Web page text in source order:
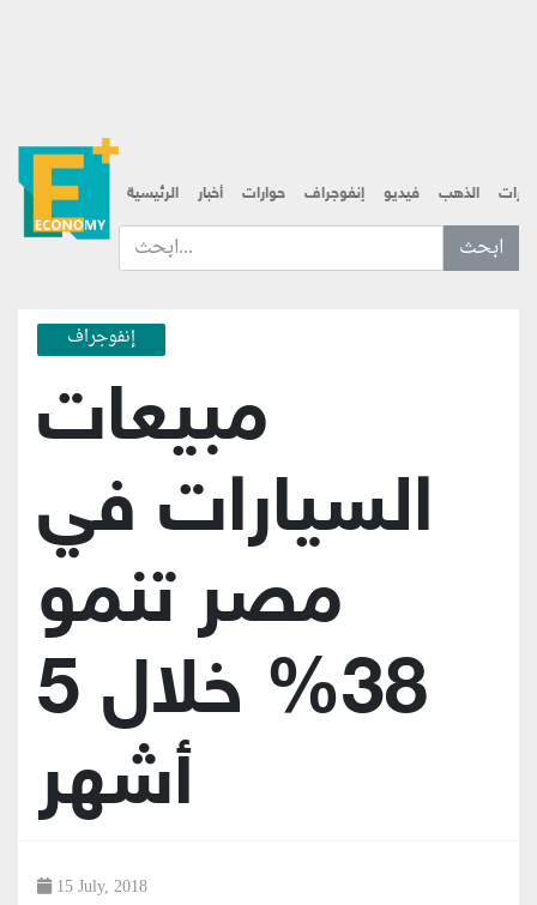
الرئيسية أخبار حوارات إنفوجراف فيديو الذهب
ابحث عن... :
إنفوجراف
مبيعات
السيارات في
مصر تنمو
38% خلال 5
أشهر
15 July, 2018